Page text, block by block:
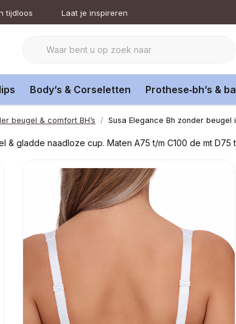
tijdloos Laat je inspireren
Body’s & Corseletten Prothese‑bh’s &
beugel & comfort BH’s Susa Elegance Bh zonder beugel
gladde naadloze cup. Maten A75 t/m C100 de mt D75